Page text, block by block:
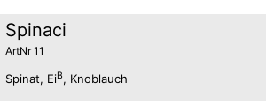
Spinaci
ArtNr 11
Spinat, EiB, Knoblauch